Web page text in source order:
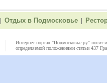
Отдых в Подмосковье
Интернет портал "Подмосковье.ру" носит
определяемой положениями статьи 437